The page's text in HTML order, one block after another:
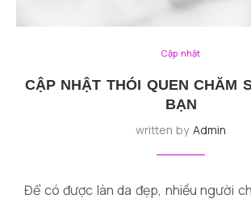
Cập nhật
CẬP NHẬT THÓI QUEN CHĂM
BẠN
written byAdmin
Để có được làn da đẹp, nhiều người